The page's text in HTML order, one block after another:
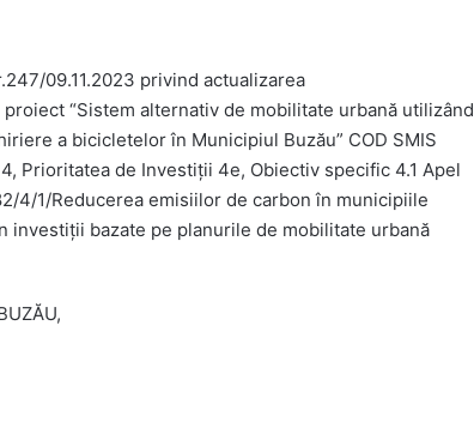
09.11.2023 privind actualizarea
“Sistem alternativ de mobilitate urbană utilizând
a bicicletelor în Municipiul Buzău” COD SMIS
Prioritatea de Investiții 4e, Obiectiv specific 4.1 Apel
4/1/Reducerea emisiilor de carbon în municipiile
investiții bazate pe planurile de mobilitate urbană